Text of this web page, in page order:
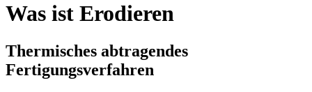
Was ist Erodieren
Thermisches abtragendes
Fertigungsverfahren